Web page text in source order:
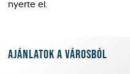
nyerte el.
Ajánlatok a városból